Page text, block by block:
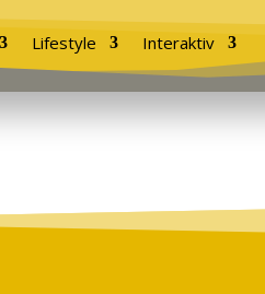
Lifestyle
Interaktiv